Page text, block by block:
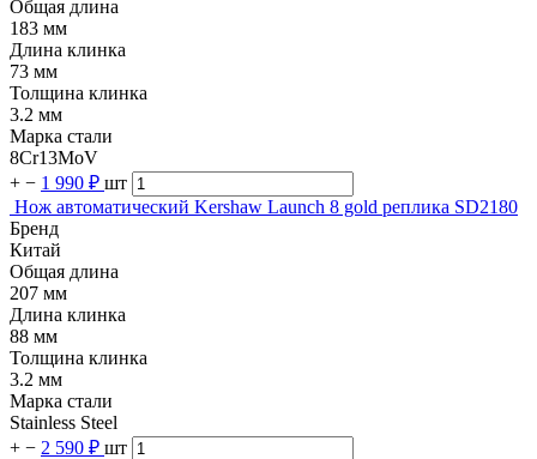
Общая длина
183 мм
Длина клинка
73 мм
Толщина клинка
3.2 мм
Марка стали
8Cr13MoV
+ − 1 990 ₽ шт
Нож автоматический Kershaw Launch 8 gold реплика SD2180
Бренд
Китай
Общая длина
207 мм
Длина клинка
88 мм
Толщина клинка
3.2 мм
Марка стали
Stainless Steel
+ − 2 590 ₽ шт